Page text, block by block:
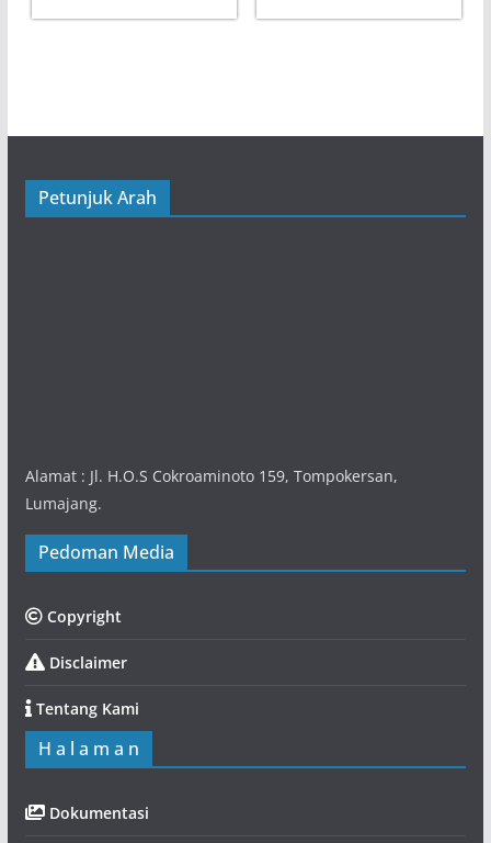
Petunjuk Arah
Alamat : Jl. H.O.S Cokroaminoto 159, Tompokersan,
Lumajang.
Pedoman Media
Copyright
Disclaimer
Tentang Kami
H a l a m a n
Dokumentasi